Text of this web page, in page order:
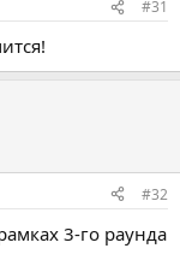
#31
#32
3-го раунда